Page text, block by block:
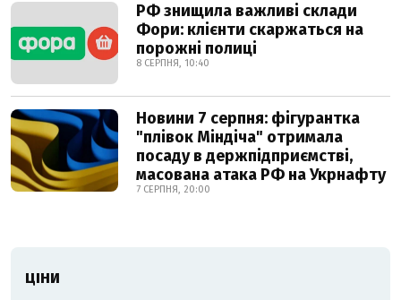
РФ знищила важливі склади
Фори: клієнти скаржаться на
порожні полиці
8 СЕРПНЯ, 10:40
Новини 7 серпня: фігурантка
"плівок Міндіча" отримала
посаду в держпідприємстві,
масована атака РФ на Укрнафту
7 СЕРПНЯ, 20:00
ЦІНИ